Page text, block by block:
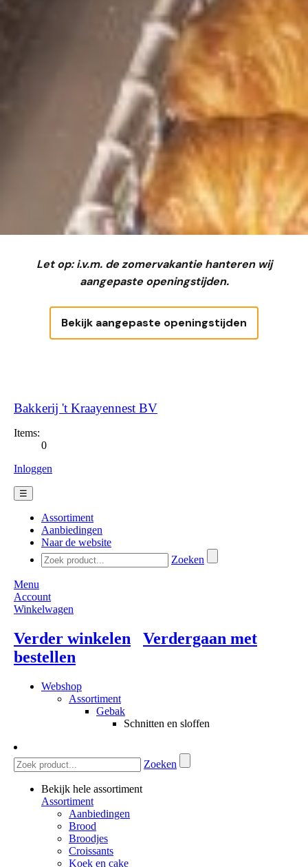
Let op: i.v.m. de zomervakantie hanteren wij
aangepaste openingstijden.
Bekijk aangepaste openingstijden